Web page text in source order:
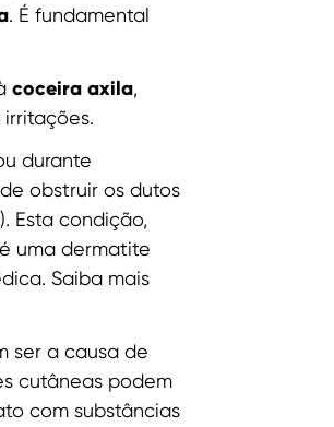
. É fundamental
coceira axila,
durante
obstruir os dutos
Esta condição,
uma dermatite
Saiba mais
ser a causa de
cutâneas podem
com substâncias